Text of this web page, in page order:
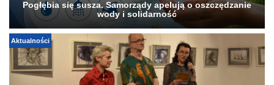
Pogłębia się susza. Samorządy apelują o oszczędzanie
wody i solidarność
Aktualności